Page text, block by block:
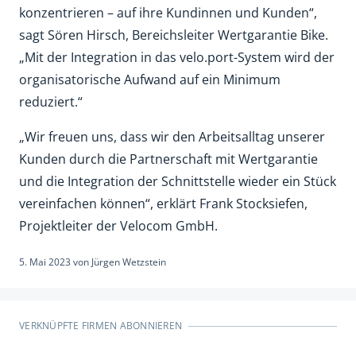
konzentrieren – auf ihre Kundinnen und Kunden“,
sagt Sören Hirsch, Bereichsleiter Wertgarantie Bike.
„Mit der Integration in das velo.port-System wird der
organisatorische Aufwand auf ein Minimum
reduziert.“
„Wir freuen uns, dass wir den Arbeitsalltag unserer
Kunden durch die Partnerschaft mit Wertgarantie
und die Integration der Schnittstelle wieder ein Stück
vereinfachen können“, erklärt Frank Stocksiefen,
Projektleiter der Velocom GmbH.
5. Mai 2023 von Jürgen Wetzstein
VERKNÜPFTE FIRMEN ABONNIEREN